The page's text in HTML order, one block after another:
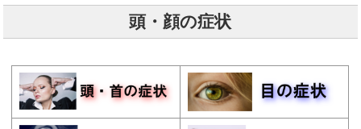
頭・顔の症状